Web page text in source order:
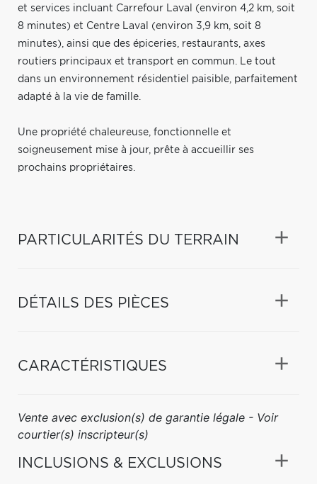
et services incluant Carrefour Laval (environ 4,2 km, soit
8 minutes) et Centre Laval (environ 3,9 km, soit 8
minutes), ainsi que des épiceries, restaurants, axes
routiers principaux et transport en commun. Le tout
dans un environnement résidentiel paisible, parfaitement
adapté à la vie de famille.
Une propriété chaleureuse, fonctionnelle et
soigneusement mise à jour, prête à accueillir ses
prochains propriétaires.
PARTICULARITÉS DU TERRAIN
DÉTAILS DES PIÈCES
CARACTÉRISTIQUES
Vente avec exclusion(s) de garantie légale - Voir
courtier(s) inscripteur(s)
INCLUSIONS & EXCLUSIONS